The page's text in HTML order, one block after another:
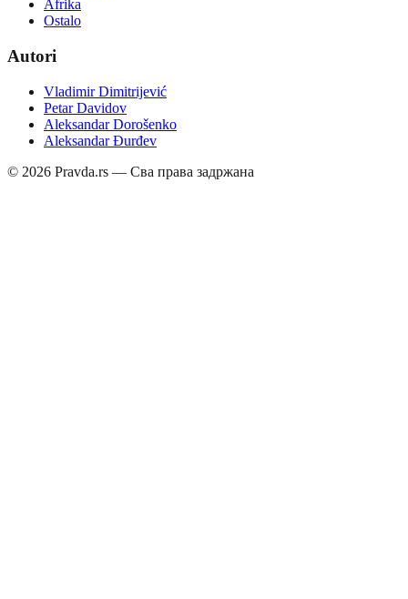
Afrika
Ostalo
Autori
Vladimir Dimitrijević
Petar Davidov
Aleksandar Dorošenko
Aleksandar Đurđev
© 2026 Pravda.rs — Сва права задржана